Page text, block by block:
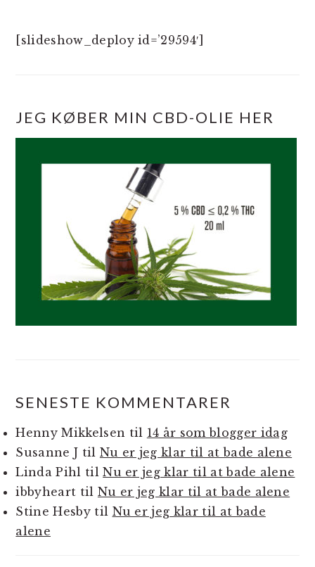
[slideshow_deploy id=’29594′]
JEG KØBER MIN CBD-OLIE HER
SENESTE KOMMENTARER
Henny Mikkelsen til 14 år som blogger idag
Susanne J til Nu er jeg klar til at bade alene
Linda Pihl tilNu er jeg klar til at bade alene
ibbyheart til Nu er jeg klar til at bade alene
Stine Hesbytil Nu er jeg klar til at bade
alene